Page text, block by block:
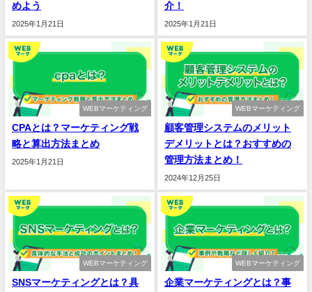
めよう
2025年1月21日
介！
2025年1月21日
WEBマーケティング
CPAとは？マーケティング戦
略と算出方法まとめ
2025年1月21日
WEBマーケティング
顧客管理システムのメリット
デメリットとは？おすすめの
管理方法まとめ！
2024年12月25日
WEBマーケティング
SNSマーケティングとは？具
WEBマーケティング
企業マーケティングとは？事